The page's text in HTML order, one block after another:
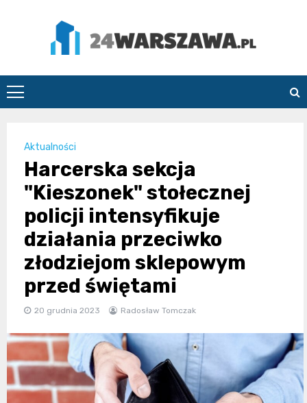
24Warszawa.pl
Aktualności
Harcerska sekcja
"Kieszonek" stołecznej
policji intensyfikuje
działania przeciwko
złodziejom sklepowym
przed świętami
20 grudnia 2023 Radosław Tomczak